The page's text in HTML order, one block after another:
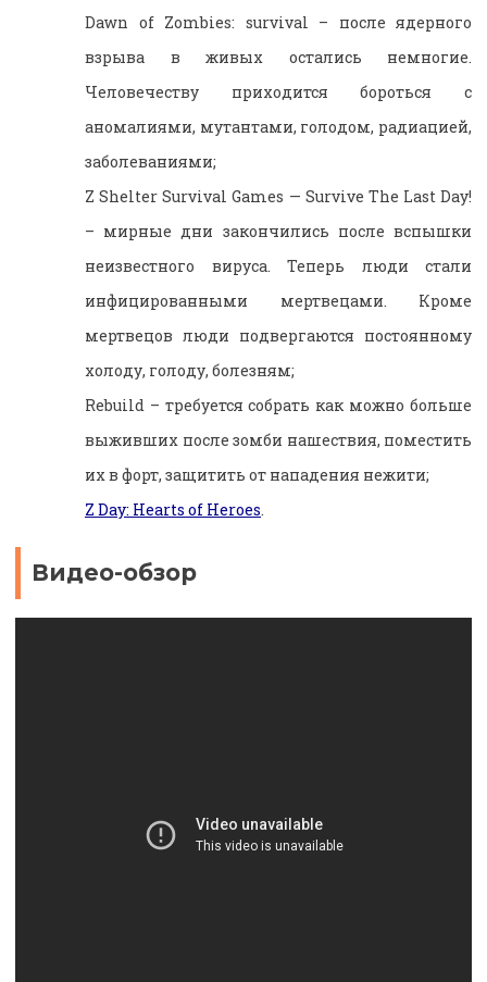
Dawn of Zombies: survival – после ядерного
взрыва в живых остались немногие.
Человечеству приходится бороться с
аномалиями, мутантами, голодом, радиацией,
заболеваниями;
Z Shelter Survival Games — Survive The Last Day!
– мирные дни закончились после вспышки
неизвестного вируса. Теперь люди стали
инфицированными мертвецами. Кроме
мертвецов люди подвергаются постоянному
холоду, голоду, болезням;
Rebuild – требуется собрать как можно больше
выживших после зомби нашествия, поместить
их в форт, защитить от нападения нежити;
Z Day: Hearts of Heroes.
Видео-обзор